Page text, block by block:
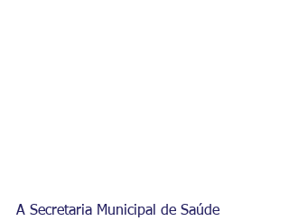
A Secretaria Municipal de Saúde